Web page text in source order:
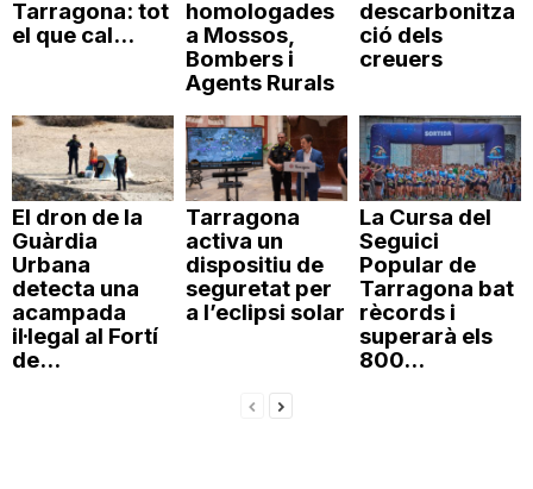
Tarragona: tot
el que cal...
homologades
a Mossos,
Bombers i
Agents Rurals
descarbonitza
ció dels
creuers
El dron de la
Guàrdia
Urbana
detecta una
acampada
il·legal al Fortí
de...
Tarragona
activa un
dispositiu de
seguretat per
a l’eclipsi solar
La Cursa del
Seguici
Popular de
Tarragona bat
rècords i
superarà els
800...